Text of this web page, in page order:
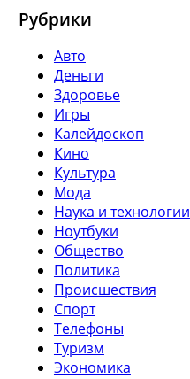
Рубрики
Авто
Деньги
Здоровье
Игры
Калейдоскоп
Кино
Культура
Мода
Наука и технологии
Ноутбуки
Общество
Политика
Происшествия
Спорт
Телефоны
Туризм
Экономика